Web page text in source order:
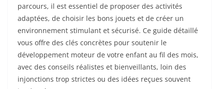
parcours, il est essentiel de proposer des activités
adaptées, de choisir les bons jouets et de créer un
environnement stimulant et sécurisé. Ce guide détaillé
vous offre des clés concrètes pour soutenir le
développement moteur de votre enfant au fil des mois,
avec des conseils réalistes et bienveillants, loin des
injonctions trop strictes ou des idées reçues souvent